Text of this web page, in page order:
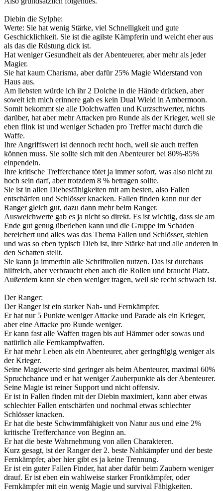
Diebin die Sylphe:
Werte: Sie hat wenig Stärke, viel Schnelligkeit und gute
Geschicklichkeit. Sie ist die agilste Kämpferin und weicht eher aus
als das die Rüstung dick ist.
Hat weniger Gesundheit als der Abenteuerer, aber mehr als jeder
Magier.
Sie hat kaum Charisma, aber dafür 25% Magie Widerstand von
Haus aus.
Am liebsten würde ich ihr 2 Dolche in die Hände drücken, aber
soweit ich mich erinnere gab es kein Dual Wield in Ambermoon.
Somit bekommt sie alle Dolchwaffen und Kurzschwerter, nichts
darüber, hat aber mehr Attacken pro Runde als der Krieger, weil sie
eben flink ist und weniger Schaden pro Treffer macht durch die
Waffe.
Ihre Angriffswert ist dennoch recht hoch, weil sie auch treffen
können muss. Sie sollte sich mit den Abenteurer bei 80%-85%
einpendeln.
Ihre kritische Trefferchance tötet ja immer sofort, was also nicht zu
hoch sein darf, aber trotzdem 8 % betragen sollte.
Sie ist in allen Diebesfähigkeiten mit am besten, also Fallen
entschärfen und Schlösser knacken. Fallen finden kann nur der
Ranger gleich gut, dazu dann mehr beim Ranger.
Ausweichwerte gab es ja nicht so direkt. Es ist wichtig, dass sie am
Ende gut genug überleben kann und die Gruppe im Schaden
bereichert und alles was das Thema Fallen und Schlösser, stehlen
und was so eben typisch Dieb ist, ihre Stärke hat und alle anderen in
den Schatten stellt.
Sie kann ja immerhin alle Schriftrollen nutzen. Das ist durchaus
hilfreich, aber verbraucht eben auch die Rollen und braucht Platz.
Außerdem kann sie eben weniger tragen, weil sie recht schwach ist.
Der Ranger:
Der Ranger ist ein starker Nah- und Fernkämpfer.
Er hat nur 5 Punkte weniger Attacke und Parade als ein Krieger,
aber eine Attacke pro Runde weniger.
Er kann fast alle Waffen tragen bis auf Hämmer oder sowas und
natürlich alle Fernkampfwaffen.
Er hat mehr Leben als ein Abenteurer, aber geringfügig weniger als
der Krieger.
Seine Magiewerte sind geringer als beim Abenteurer, maximal 60%
Spruchchance und er hat weniger Zauberpunkte als der Abenteurer.
Seine Magie ist reiner Support und nicht offensiv.
Er ist in Fallen finden mit der Diebin maximiert, kann aber etwas
schlechter Fallen entschärfen und nochmal etwas schlechter
Schlösser knacken.
Er hat die beste Schwimmfähigkeit von Natur aus und eine 2%
kritische Trefferchance von Beginn an.
Er hat die beste Wahrnehmung von allen Charakteren.
Kurz gesagt, ist der Ranger der 2. beste Nahkämpfer und der beste
Fernkämpfer, aber hier gibt es ja keine Trennung.
Er ist ein guter Fallen Finder, hat aber dafür beim Zaubern weniger
drauf. Er ist eben ein wahlweise starker Frontkämpfer, oder
Fernkämpfer mit ein wenig Magie und survival Fähigkeiten.